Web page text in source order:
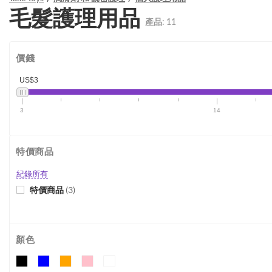
毛髮護理用品 產品: 11
價錢
US$3
3 14
特價商品
紀錄所有
特價商品 (3)
顏色